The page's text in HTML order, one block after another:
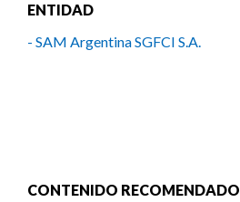
ENTIDAD
- SAM Argentina SGFCI S.A.
CONTENIDO RECOMENDADO